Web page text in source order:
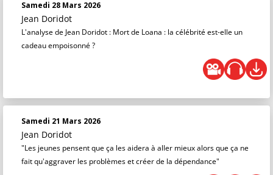
Samedi 28 Mars 2026
Jean Doridot
L'analyse de Jean Doridot : Mort de Loana : la célébrité est-elle un
cadeau empoisonné ?
Samedi 21 Mars 2026
Jean Doridot
"Les jeunes pensent que ça les aidera à aller mieux alors que ça ne
fait qu'aggraver les problèmes et créer de la dépendance"